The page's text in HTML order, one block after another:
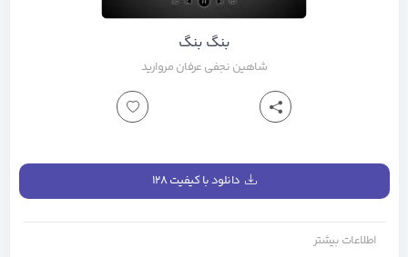
بنگ بنگ
شاهین نجفی عرفان مروارید
دانلود با کیفیت ۱۲۸
اطلاعات بیشتر